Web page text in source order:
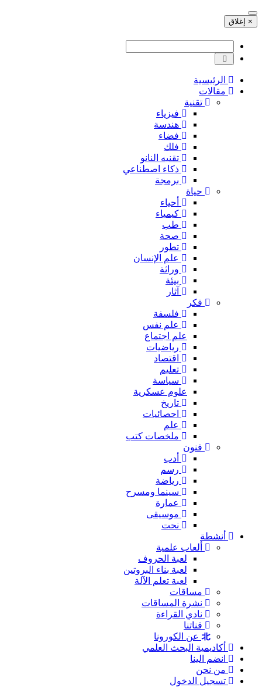
× إغلاق
الرئيسية
مقالات
تقنية
فيزياء
هندسة
فضاء
فلك
تقنيه النانو
ذكاء اصطناعي
برمجة
حياة
أحياء
كيمياء
طب
صحة
تطور
علم الإنسان
وراثة
بيئة
آثار
فكر
فلسفة
علم نفس
علم اجتماع
رياضيات
اقتصاد
تعليم
سياسة
علوم عسكرية
تاريخ
احصائيات
علم
ملخصات كتب
فنون
أدب
رسم
رياضة
سينما ومسرح
عمارة
موسيقى
نحت
أنشطة
ألعاب علمية
لعبة الحروف
لعبة بناء البروتين
لعبة تعلم الآلة
مساقات
نشرة المساقات
نادي القراءة
قناتنا
عن الكورونا
أكاديمية البحث العلمي
انضم الينا
من نحن
تسجيل الدخول